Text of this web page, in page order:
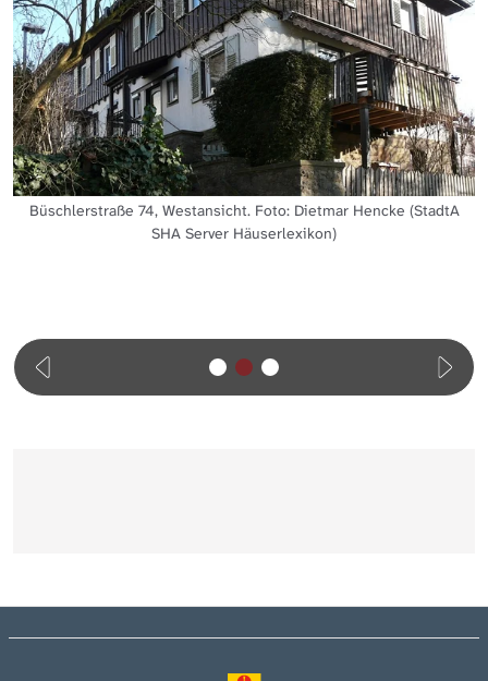
Büschlerstraße 74, Westansicht. Foto: Dietmar Hencke (StadtA
SHA Server Häuserlexikon)